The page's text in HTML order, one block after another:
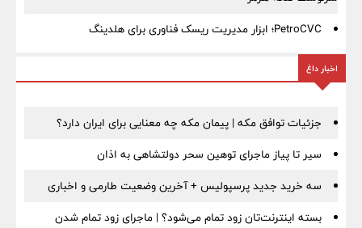
PetroCVC؛ ابزار مدیریت ریسک فناوری برای هلدینگ
اخبار داغ
جزئیات توافق مکه | پیمان مکه چه معنایی برای ایران دارد؟
سیر تا پیاز ماجرای توهین سحر دولتشاهی به اذان
سه خرید جدید پرسپولیس + آخرین وضعیت طارمی و اخباری
بسته اینترنت‌تان زود تمام می‌شود؟ | ماجرای زود تمام شدن